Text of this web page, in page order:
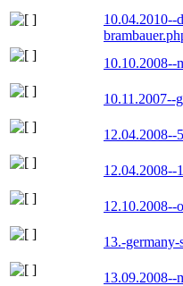
10.04.2010--
10.10.2008--
10.11.2007--
12.04.2008--
12.04.2008--
12.10.2008--
13.-
13.09.2008--